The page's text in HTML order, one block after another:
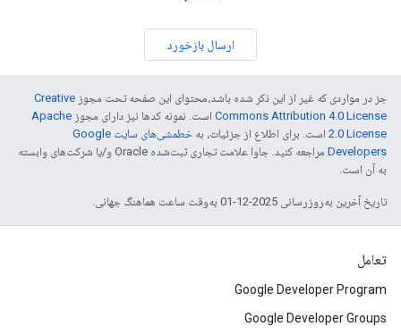
ارسال بازخورد
جز در مواردی که غیر از این ذکر شده باشد،‌محتوای این صفحه تحت مجوز Creative
Commons Attribution 4.0 License است. نمونه کدها نیز دارای مجوز Apache
2.0 License است. برای اطلاع از جزئیات، به
خطمشی‌های سایت Google
Developers‏
مراجعه کنید. جاوا علامت تجاری ثبت‌شده Oracle و/یا شرکت‌های وابسته
به آن است.
تاریخ آخرین به‌روزرسانی 2025-12-01 به‌وقت ساعت هماهنگ جهانی.
تعامل
Google Developer Program
Google Developer Groups